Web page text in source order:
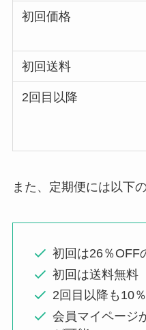
初回価格
初回送料
2回目以降
また、定期便には以下
初回は26％OFF
初回は送料無料
2回目以降も10
会員マイページ